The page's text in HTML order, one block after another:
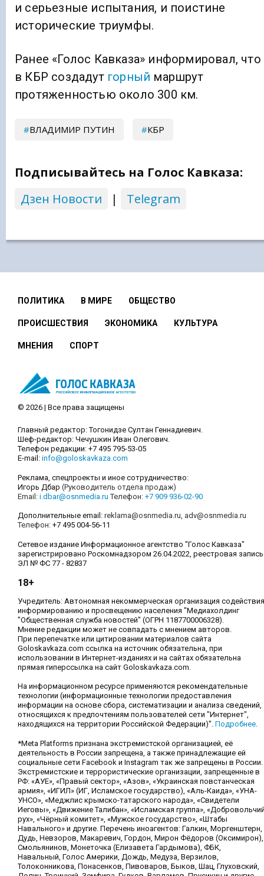
и серьезные испытания, и поистине
исторические триумфы.
Ранее «Голос Кавказа» информировал, что
в КБР создадут горный маршрут
протяженностью около 300 км.
ВЛАДИМИР ПУТИН КБР
Подписывайтесь на Голос Кавказа:
Дзен Новости
| Telegram
ПОЛИТИКА В МИРЕ ОБЩЕСТВО
ПРОИСШЕСТВИЯ ЭКОНОМИКА КУЛЬТУРА
МНЕНИЯ СПОРТ
© 2026 | Все права защищены
Главный редактор: Тогонидзе Султан Геннадиевич.
Шеф-редактор: Чечушкин Иван Олегович.
Телефон редакции: +7 495 795-53-05
E-mail: info@goloskavkaza.com
Реклама, спецпроекты и иное сотрудничество:
Игорь Дбар (Руководитель отдела продаж)
Email: i.dbar@osnmedia.ru Телефон: +7 909 936-02-90
Дополнительные email: reklama@osnmedia.ru adv@osnmedia.ru
Телефон: +7 495 004-56-11
Сетевое издание Информационное агентство "Голос Кавказа"
зарегистрировано Роскомнадзором 26.04.2022, реестровая запись
ЭЛ № ФС 77 - 82837
18+
Учредитель: Автономная некоммерческая организация содействия
информированию и просвещению населения "Медиахолдинг
"Общественная служба новостей" (ОГРН 1187700006328).
Мнение редакции может не совпадать с мнением авторов.
При перепечатке или цитировании материалов сайта
Goloskavkaza.com ссылка на источник обязательна, при
использовании в Интернет-изданиях и на сайтах обязательна
прямая гиперссылка на сайт Goloskavkaza.com.
На информационном ресурсе применяются рекомендательные
технологии (информационные технологии предоставления
информации на основе сбора, систематизации и анализа сведений,
относящихся к предпочтениям пользователей сети "Интернет",
находящихся на территории Российской Федерации)". Подробнее
*Meta Platforms признана экстремистской организацией, её
деятельность в России запрещена, а также принадлежащие ей
социальные сети Facebook и Instagram так же запрещены в России.
Экстремистские и террористические организации, запрещенные в
РФ: «АУЕ», «Правый сектор», «Азов», «Украинская повстанческая
армия», «ИГИЛ» (ИГ, Исламское государство), «Аль-Каида», «УНА-
УНСО», «Меджлис крымско-татарского народа», «Свидетели
Иеговы», «Движение Талибан», «Исламская группа»,
рух», «Чёрный комитет», «Мужское государство», «Штабы
Навального» и другие. Перечень иноагентов: Галкин, Моргенштерн,
Дудь, Невзоров, Макаревич, Гордон, Мирон Фёдоров (Оксимирон),
Смольянинов, Монеточка (Елизавета Гардымова), ФБК,
Навальный, Голос Америки, Дождь, Медуза, Верзилов,
Толоконникова, Понасенков, Пивоваров, Быков, Шац, Глуховский,